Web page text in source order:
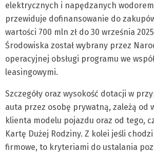
elektrycznych i napędzanych
przewiduje dofinansowanie do
wartości 700 mln zł do 30 września
Środowiska został wybrany przez
operacyjnej obsługi programu we
leasingowymi.
Szczegóły oraz wysokość dotacji w
auta przez osobę prywatną, zależą od
klienta modelu pojazdu oraz od tego,
Kartę Dużej Rodziny. Z kolei jeśli
firmowe, to kryteriami do ustalania